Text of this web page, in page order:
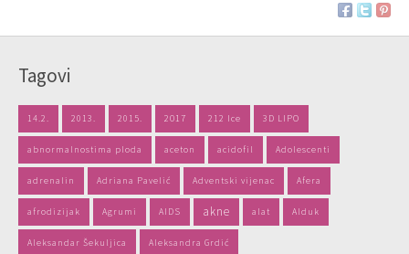
Tagovi
14.2. 2013. 2015. 2017 212 Ice 3D LIPO
abnormalnostima ploda aceton acidofil Adolescenti
adrenalin Adriana Pavelić Adventski vijenac Afera
afrodizijak Agrumi AIDS akne alat Alduk
Aleksandar Šekuljica Aleksandra Grdić